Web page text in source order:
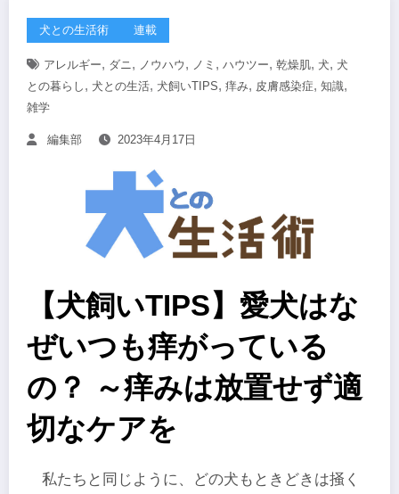
犬との生活術 連載
アレルギー, ダニ, ノウハウ , ノミ , ハウツー, 乾燥肌, 犬, 犬
との暮らし , 犬との生活, 犬飼いTIPS, 痒み, 皮膚感染症, 知識,
雑学
編集部 2023年4月17日
【犬飼いTIPS】愛犬はな
ぜいつも痒がっている
の？ ～痒みは放置せず適
切なケアを
私たちと同じように、どの犬もときどきは掻く